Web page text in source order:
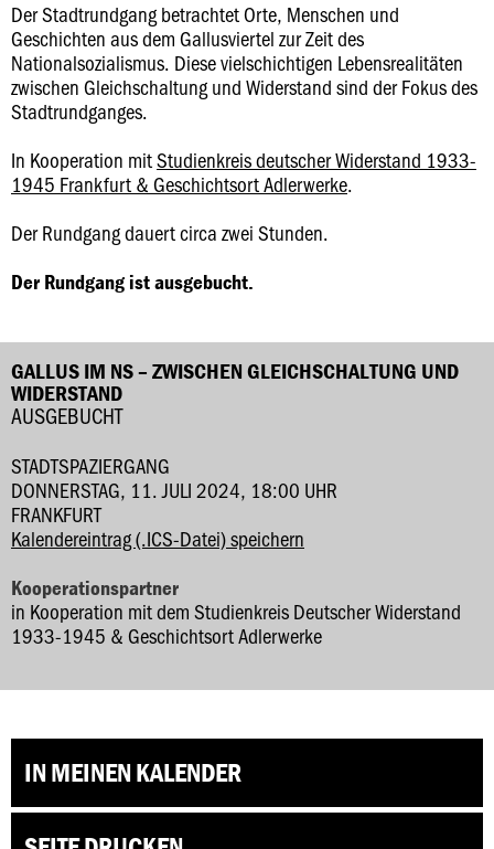
Der Stadtrundgang betrachtet Orte, Menschen und
Geschichten aus dem Gallusviertel zur Zeit des
Nationalsozialismus. Diese vielschichtigen Lebensrealitäten
zwischen Gleichschaltung und Widerstand sind der Fokus des
Stadtrundganges.
In Kooperation mitStudienkreis deutscher Widerstand 1933-
1945 Frankfurt & Geschichtsort Adlerwerke.
Der Rundgang dauert circa zwei Stunden.
Der Rundgang ist ausgebucht.
GALLUS IM NS – ZWISCHEN GLEICHSCHALTUNG UND
WIDERSTAND
AUSGEBUCHT
STADTSPAZIERGANG
DONNERSTAG, 11. JULI 2024, 18:00 UHR
FRANKFURT
Kalendereintrag (.ICS-Datei) speichern
Kooperationspartner
in Kooperation mit dem Studienkreis Deutscher Widerstand
1933-1945 & Geschichtsort Adlerwerke
IN MEINEN KALENDER